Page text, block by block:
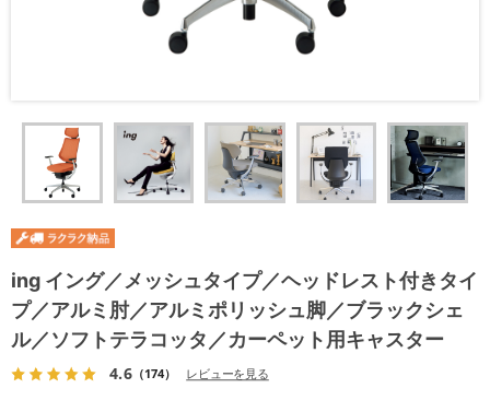
ing イング／メッシュタイプ／ヘッドレスト付きタイ
プ／アルミ肘／アルミポリッシュ脚／ブラックシェ
ル／ソフトテラコッタ／カーペット用キャスター
4.6（174） レビューを見る